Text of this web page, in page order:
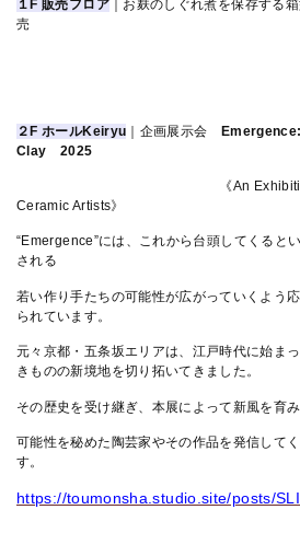
１F 販売フロア｜ お麸のしぐれ煮を保存する
売
２F ホールKeiryu ｜ 企画展示会
Clay 2025
《An Exhibition of
Ceramic Artists》
“Emergence”には、これから台頭してくると
される
若い作り手たちの可能性が広がっていくよう
られています。
元々京都・五条坂エリアは、江戸時代に始まっ
きものの新境地を切り拓いてきました。
その歴史を受け継ぎ、本展によって新風を育
可能性を秘めた陶芸家やその作品を発信して
す。
https://toumonsha.studio.site/posts/